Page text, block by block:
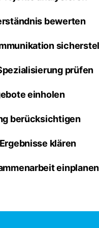
bewerten
prüfen
einholen
berücksichtigen
klären
einplanen